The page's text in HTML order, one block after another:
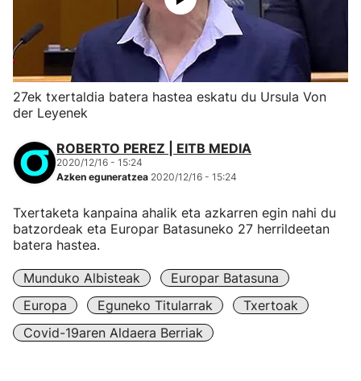
27ek txertaldia batera hastea eskatu du Ursula Von
der Leyenek
ROBERTO PEREZ | EITB MEDIA
2020/12/16 - 15:24
Azken eguneratzea 2020/12/16 - 15:24
Txertaketa kanpaina ahalik eta azkarren egin nahi du
batzordeak eta Europar Batasuneko 27 herrildeetan
batera hastea.
Munduko Albisteak
Europar Batasuna
Europa
Eguneko Titularrak
Txertoak
Covid-19aren Aldaera Berriak